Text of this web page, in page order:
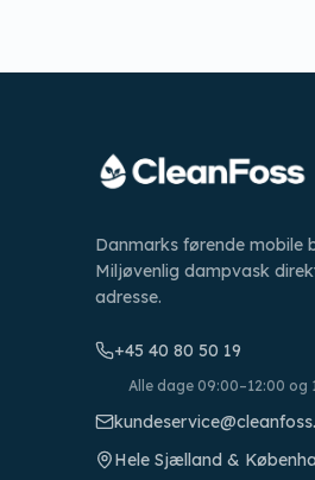
Danmarks førende mobile
Miljøvenlig dampvask
adresse.
+45 40 80 50 19
Alle dage 09:00–12:00 og
Hele Sjælland &